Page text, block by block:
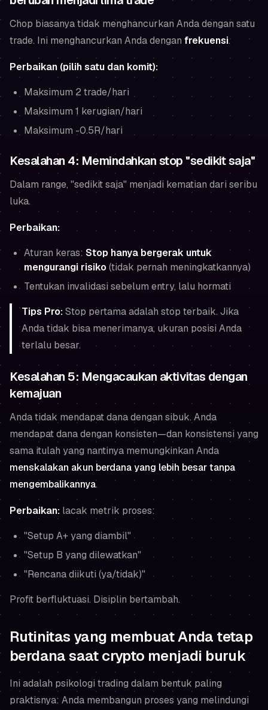
Chop biasanya tidak menghancurkan Anda dengan satu
trade. Ini menghancurkan Anda dengan frekuensi.
Perbaikan (pilih satu dan komit):
Maksimum 2 trade/hari
Maksimum 1 kerugian/hari
Maksimum -0.5R/hari
Kesalahan 4: Memindahkan stop "sedikit saja"
Dalam range, "sedikit saja" menjadi kematian dari seribu
luka.
Perbaikan:
Aturan keras: Stop hanya bergerak untuk
mengurangi risiko(tidak pernah meningkatkannya)
Tentukan invalidasi sebelum entry, lalu hormati
Tips Pro:Stop pertama adalah stop terbaik. Jika
Anda tidak bisa menerimanya, ukuran posisi Anda
terlalu besar.
Kesalahan 5: Mengacaukan aktivitas dengan
kemajuan
Anda tidak mendapat dana dengan sibuk. Anda
mendapat dana dengan konsisten—dan konsistensi yang
sama itulah yang nantinya memungkinkan Anda
menskalakan akun berdana yang lebih besar tanpa
mengembalikannya.
Perbaikan: lacak metrik proses:
"Setup A+ yang diambil"
"Setup B yang dilewatkan"
"Rencana diikuti (ya/tidak)"
Profit berfluktuasi. Disiplin bertambah.
Rutinitas yang membuat Anda tetap
berdana saat crypto menjadi buruk
Ini adalah psikologi trading dalam bentuk paling
praktisnya: Anda membangun proses yang melindungi